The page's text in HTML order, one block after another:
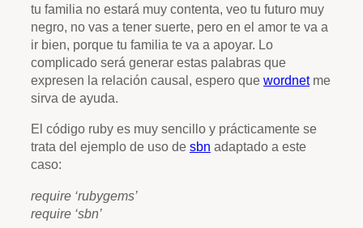
tu familia no estará muy contenta, veo tu futuro muy
negro, no vas a tener suerte, pero en el amor te va a
ir bien, porque tu familia te va a apoyar. Lo
complicado será generar estas palabras que
expresen la relación causal, espero que wordnetme
sirva de ayuda.
El código ruby es muy sencillo y prácticamente se
trata del ejemplo de uso de sbn adaptado a este
caso:
require ‘rubygems’
require ‘sbn’